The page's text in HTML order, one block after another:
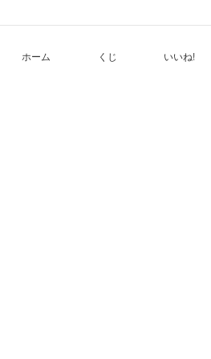
ホーム くじ いいね!